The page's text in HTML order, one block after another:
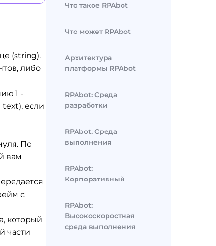
(string).
либо
1 -
если
По
вам
с
который
части
Что такое RPAbot
Что может RPAbot
Архитектура
платформы RPAbot
RPAbot: Среда
разработки
RPAbot: Среда
выполнения
RPAbot:
Корпоративный
RPAbot:
Высокоскоростная
среда выполнения